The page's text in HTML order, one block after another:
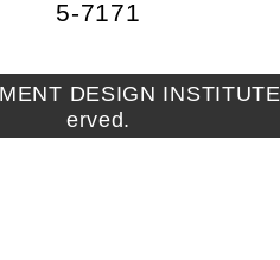
5-7171
DESIGN
erved.